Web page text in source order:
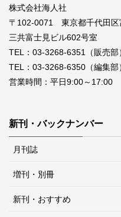
株式会社海人社
〒102-0071 東京都千代田区
三共富士見ビル602号室
TEL：03-3268-6351（販売部
TEL：03-3268-6350（編集部
営業時間：平日9:00～17:00
新刊・バックナンバー
月刊誌
増刊・別冊
新刊・おすすめ